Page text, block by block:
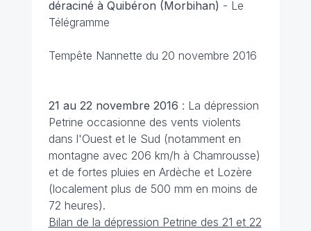
déraciné à Quibéron (Morbihan) - Le
Télégramme
Tempête Nannette du 20 novembre 2016
21 au 22 novembre 2016 : La dépression
Petrine occasionne des vents violents
dans l'Ouest et le Sud (notamment en
montagne avec 206 km/h à Chamrousse)
et de fortes pluies en Ardèche et Lozère
(localement plus de 500 mm en moins de
72 heures).
Bilan de la dépression Petrine des 21 et 22